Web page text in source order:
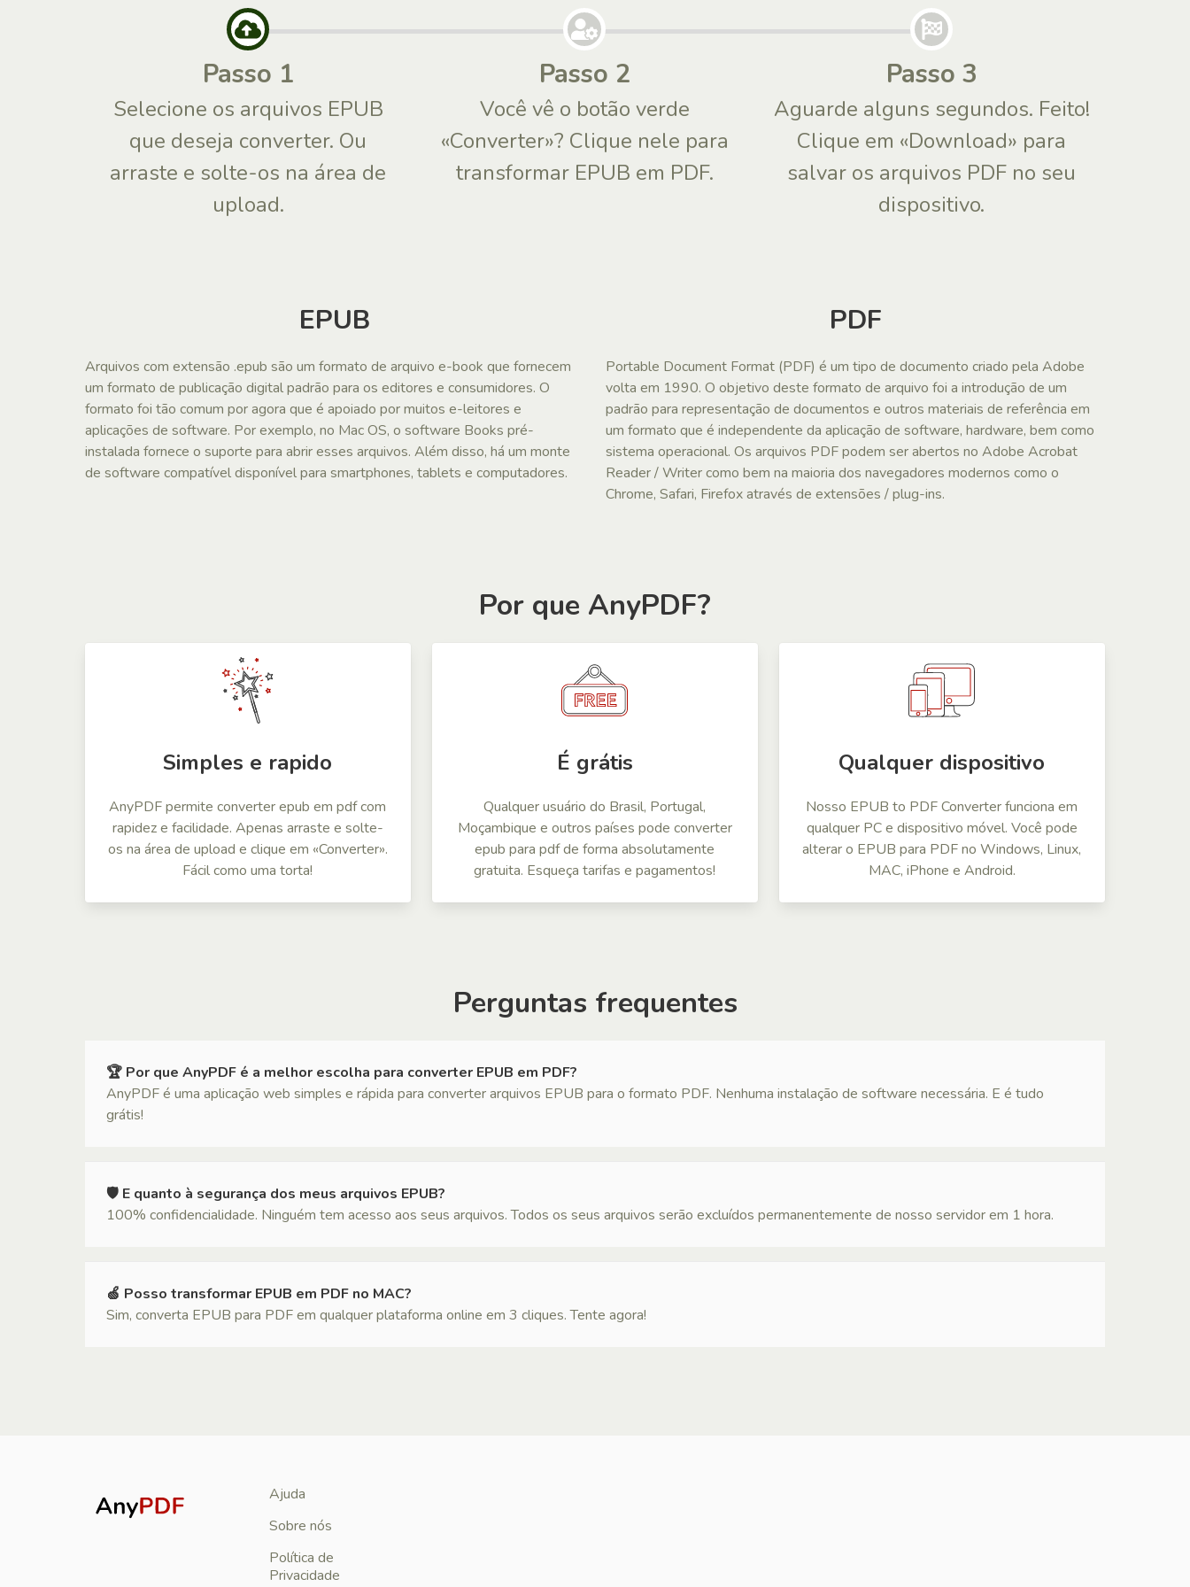
Passo 1
Selecione os arquivos EPUB
que deseja converter. Ou
arraste e solte-os na área de
upload.
Passo 2
Você vê o botão verde
«Converter»? Clique nele para
transformar EPUB em PDF.
Passo 3
Aguarde alguns segundos. Feito!
Clique em «Download» para
salvar os arquivos PDF no seu
dispositivo.
EPUB
Arquivos com extensão .epub são um formato de arquivo e-book que fornecem
um formato de publicação digital padrão para os editores e consumidores. O
formato foi tão comum por agora que é apoiado por muitos e-leitores e
aplicações de software. Por exemplo, no Mac OS, o software Books pré-
instalada fornece o suporte para abrir esses arquivos. Além disso, há um monte
de software compatível disponível para smartphones, tablets e computadores.
PDF
Portable Document Format (PDF) é um tipo de documento criado pela Adobe
volta em 1990. O objetivo deste formato de arquivo foi a introdução de um
padrão para representação de documentos e outros materiais de referência em
um formato que é independente da aplicação de software, hardware, bem como
sistema operacional. Os arquivos PDF podem ser abertos no Adobe Acrobat
Reader / Writer como bem na maioria dos navegadores modernos como o
Chrome, Safari, Firefox através de extensões / plug-ins.
Por que AnyPDF?
Simples e rapido
AnyPDF permite converter epub em pdf com
rapidez e facilidade. Apenas arraste e solte-
os na área de upload e clique em «Converter».
Fácil como uma torta!
É grátis
Qualquer usuário do Brasil, Portugal,
Moçambique e outros países pode converter
epub para pdf de forma absolutamente
gratuita. Esqueça tarifas e pagamentos!
Qualquer dispositivo
Nosso EPUB to PDF Converter funciona em
qualquer PC e dispositivo móvel. Você pode
alterar o EPUB para PDF no Windows, Linux,
MAC, iPhone e Android.
Perguntas frequentes
🏆 Por que AnyPDF é a melhor escolha para converter EPUB em PDF?
AnyPDF é uma aplicação web simples e rápida para converter arquivos EPUB para o formato PDF. Nenhuma instalação de software necessária. E é tudo
grátis!
🛡 E quanto à segurança dos meus arquivos EPUB?
100% confidencialidade. Ninguém tem acesso aos seus arquivos. Todos os seus arquivos serão excluídos permanentemente de nosso servidor em 1 hora.
🍏 Posso transformar EPUB em PDF no MAC?
Sim, converta EPUB para PDF em qualquer plataforma online em 3 cliques. Tente agora!
Ajuda
Sobre nós
Política de
Privacidade